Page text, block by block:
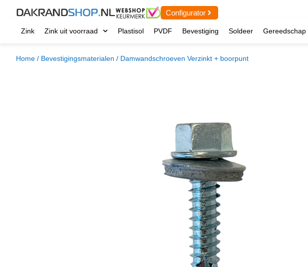
Configurator
Zink Zink uit voorraad Plastisol PVDF Bevestiging Soldeer Gereedschap
Home / Bevestigingsmaterialen / Damwandschroeven Verzinkt + boorpunt